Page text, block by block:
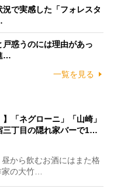
況で実感した「フォレスタ
惑うのには理由があっ
…
一覧を見る
】「ネグローニ」「山崎」
三丁目の隠れ家バーで1…
から飲むお酒にはまた格
の大竹…